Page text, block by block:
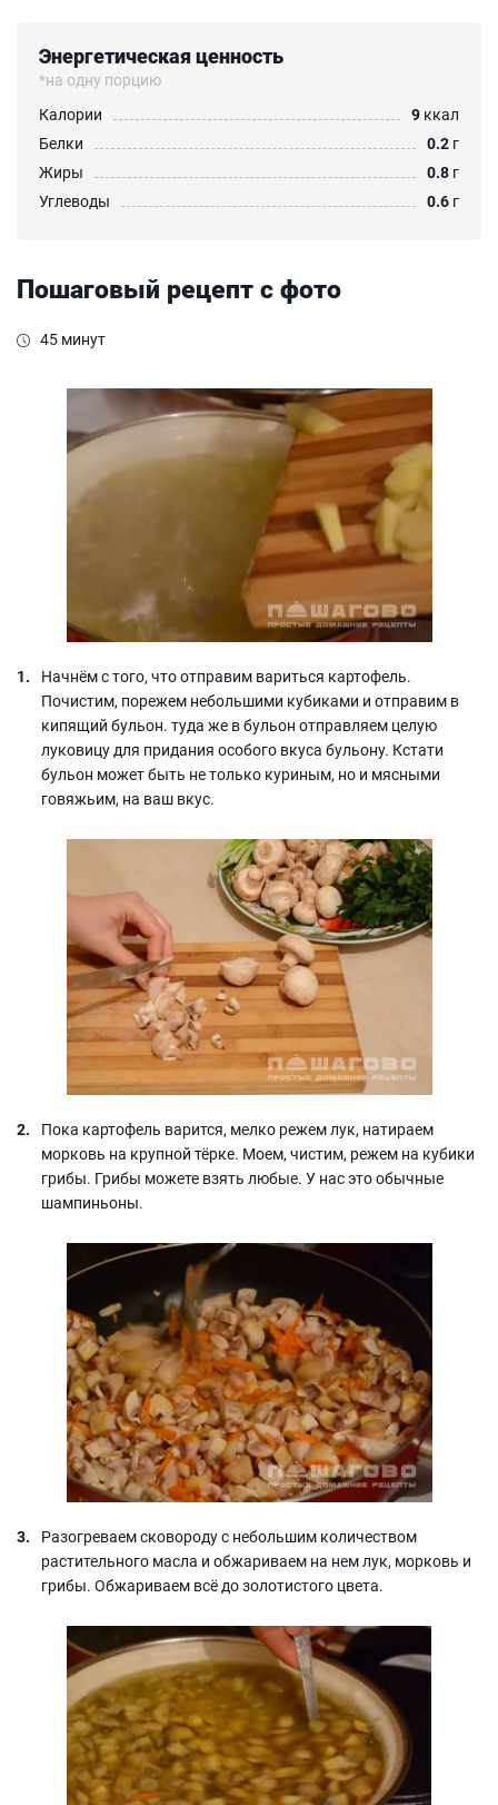
Энергетическая ценность
*на одну порцию
Калории
9 ккал
Белки
0.2 г
Жиры
0.8 г
Углеводы
0.6 г
Пошаговый рецепт с фото
45 минут
Начнём с того, что отправим вариться картофель.
Почистим, порежем небольшими кубиками и отправим в
кипящий бульон. туда же в бульон отправляем целую
луковицу для придания особого вкуса бульону. Кстати
бульон может быть не только куриным, но и мясными
говяжьим, на ваш вкус.
Пока картофель варится, мелко режем лук, натираем
морковь на крупной тёрке. Моем, чистим, режем на кубики
грибы. Грибы можете взять любые. У нас это обычные
шампиньоны.
Разогреваем сковороду с небольшим количеством
растительного масла и обжариваем на нем лук, морковь и
грибы. Обжариваем всё до золотистого цвета.